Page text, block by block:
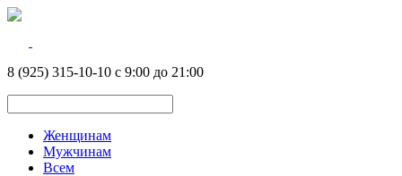
8 (925) 315-10-10 с 9:00 до 21:00
Женщинам
Мужчинам
Всем